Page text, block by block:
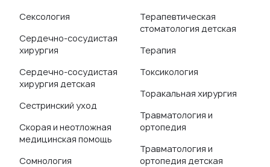
Сексология
Сердечно-сосудистая
хирургия
Сердечно-сосудистая
хирургия детская
Сестринский уход
Скорая и неотложная
медицинская помощь
Сомнология
Терапевтическая
стоматология детская
Терапия
Токсикология
Торакальная хирургия
Травматология и
ортопедия
Травматология и
ортопедия детская